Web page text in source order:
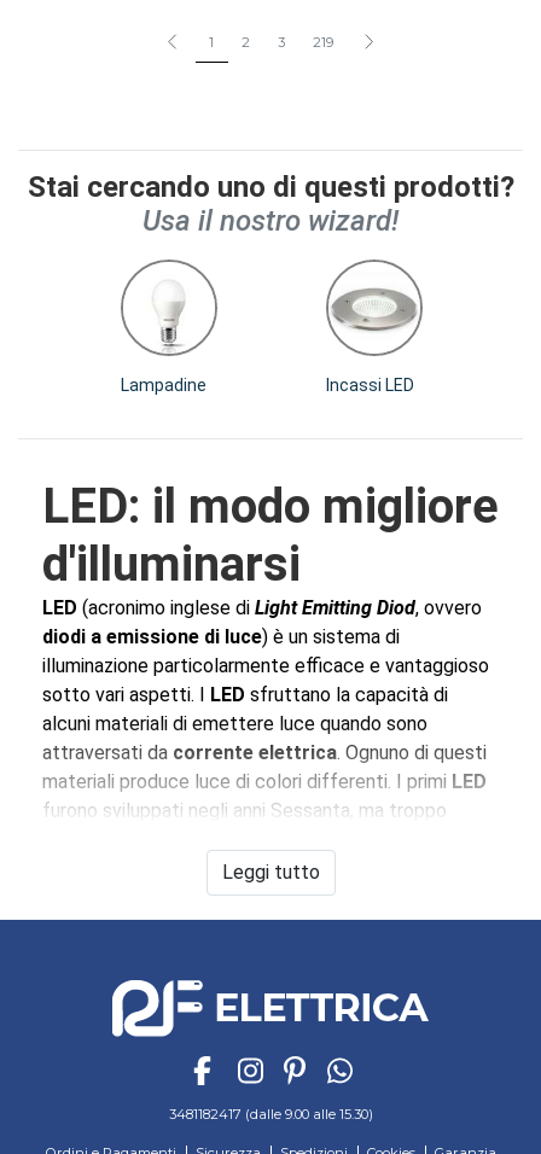
1 2 3 219
Stai cercando uno di questi prodotti?
Usa il nostro wizard!
Lampadine Incassi LED
LED: il modo migliore
d'illuminarsi
LED (acronimo inglese di Light Emitting Diod, ovvero
diodi a emissione di luce) è un sistema di
illuminazione particolarmente efficace e vantaggioso
sotto vari aspetti. I LED sfruttano la capacità di
alcuni materiali di emettere luce quando sono
attraversati da corrente elettrica. Ognuno di questi
materiali produce luce di colori differenti. I primi LED
furono sviluppati negli anni Sessanta, ma troppo
industria. L’evoluzione tecnologica ci permette oggi di
prezzi accessibilissimi
loroinnumerevoli vantaggianche perusi domestici.
energeticorispetto ad altre fonti luminose,
funzionano abassa tensione e quindi sono più
non contengono mercurio, a differenza di tutti gli
sistemi di illuminazione generano una
durata di funzionamento
è di gran lunga
Leggi tutto
3481182417 (dalle 9.00 alle 15.30)